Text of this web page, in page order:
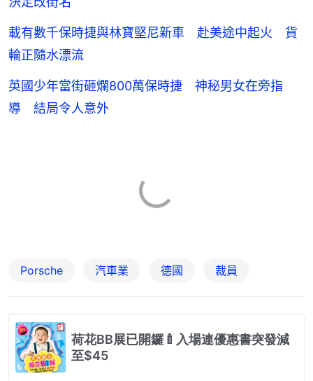
載有數千保時捷與林寶堅尼新車 赴美途中起火 貨
輪正隨水漂流
英國少年當街砸爛800萬保時捷 神秘男女在旁指
導 結局令人意外
Porsche 汽車業 德國 裁員